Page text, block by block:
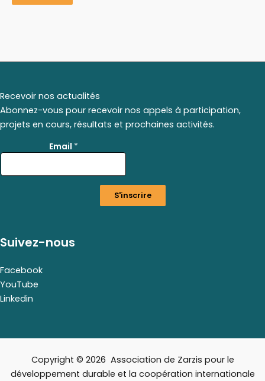
Recevoir nos actualités
Abonnez-vous pour recevoir nos appels à participation,
projets en cours, résultats et prochaines activités.
l
E
m
Email *
S'inscrire
Suivez-nous
Facebook
YouTube
Linkedin
Copyright © 2026 Association de Zarzis pour le
développement durable et la coopération internationale